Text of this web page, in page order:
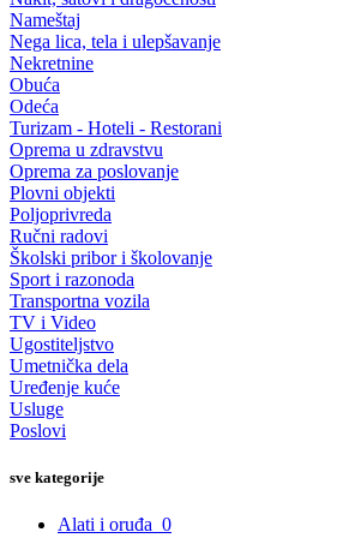
Nameštaj
Nega lica, tela i ulepšavanje
Nekretnine
Obuća
Odeća
Turizam - Hoteli - Restorani
Oprema u zdravstvu
Oprema za poslovanje
Plovni objekti
Poljoprivreda
Ručni radovi
Školski pribor i školovanje
Sport i razonoda
Transportna vozila
TV i Video
Ugostiteljstvo
Umetnička dela
Uređenje kuće
Usluge
Poslovi
sve kategorije
Alati i oruđa 0